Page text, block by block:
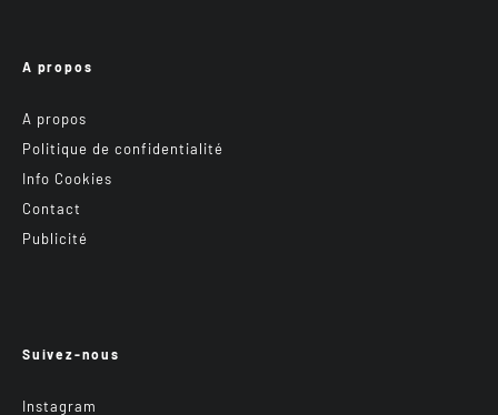
A propos
A propos
Politique de confidentialité
Info Cookies
Contact
Publicité
Suivez-nous
Instagram